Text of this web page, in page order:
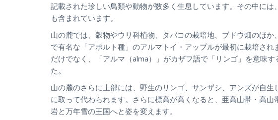
記載された珍しい鳥類や動物が数多く生息しています。その中に
も含まれています。
山の麓では、穀物やウリ科植物、タバコの栽培地、ブドウ畑のほ
で有名な「アポルト種」のアルマトイ・アップルが最初に栽培さ
だけでなく、「アルマ（alma）」がカザフ語で「リンゴ」を意味
た。
山の麓のさらに上部には、野生のリンゴ、サンザシ、アンズが自生
に取って代わられます。さらに標高が高くなると、亜高山帯・高
岩と万年雪の王国へと姿を変えます。